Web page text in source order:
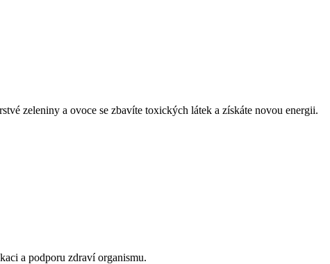
zeleniny a ovoce se zbavíte toxických látek a získáte novou energii.
a podporu zdraví organismu.